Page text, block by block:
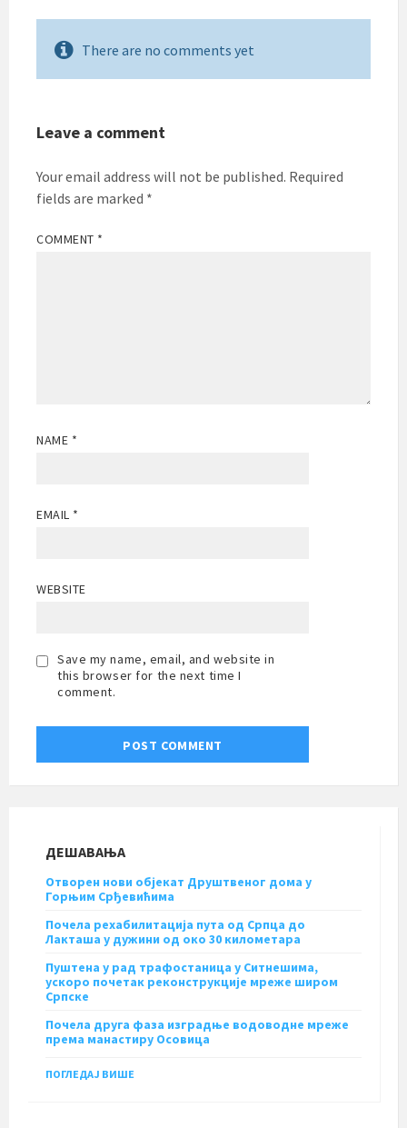
There are no comments yet
Leave a comment
Your email address will not be published. Required
fields are marked *
COMMENT *
NAME *
EMAIL *
WEBSITE
Save my name, email, and website in
this browser for the next time I
comment.
ДЕШАВАЊА
Отворен нови објекат Друштвеног дома у
Горњим Срђевићима
Почела рехабилитација пута од Српца до
Лакташа у дужини од око 30 километара
Пуштена у рад трафостаница у Ситнешима,
ускоро почетак реконструкције мреже широм
Српске
Почела друга фаза изградње водоводне мреже
према манастиру Осовица
ПОГЛЕДАЈ ВИШЕ